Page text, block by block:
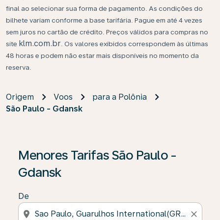
final ao selecionar sua forma de pagamento. As condições do
bilhete variam conforme a base tarifária. Pague em até 4 vezes
sem juros no cartão de crédito. Preços válidos para compras no
site klm.com.br . Os valores exibidos correspondem às últimas
48 horas e podem não estar mais disponíveis no momento da
reserva.
Origem Voos
para a Polônia
São Paulo - Gdansk
Menores Tarifas São Paulo -
Gdansk
De
location_on close